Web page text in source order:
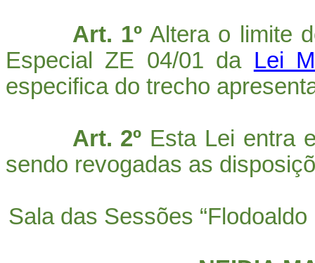
Art. 1º Altera o limite
Especial ZE 04/01 da Lei
especifica do trecho
Art. 2º Esta Lei entra
sendo revogadas as
Sala das Sessões “Flodoaldo